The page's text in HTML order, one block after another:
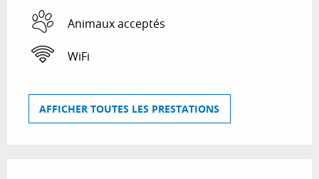
Animaux acceptés
WiFi
AFFICHER TOUTES LES PRESTATIONS